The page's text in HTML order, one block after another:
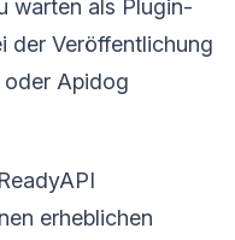
warten als Plugin-
der Veröffentlichung
oder Apidog
erheblichen